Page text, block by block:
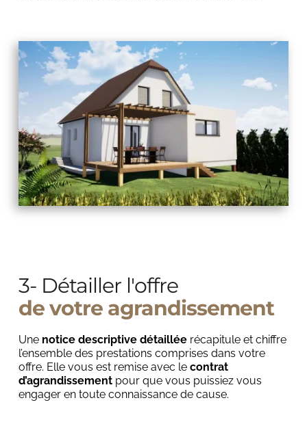
3- Détailler l'offre
de votre agrandissement
Une notice descriptive détaillée récapitule et chiffre
l’ensemble des prestations comprises dans votre
offre. Elle vous est remise avec le contrat
d’agrandissement pour que vous puissiez vous
engager en toute connaissance de cause.